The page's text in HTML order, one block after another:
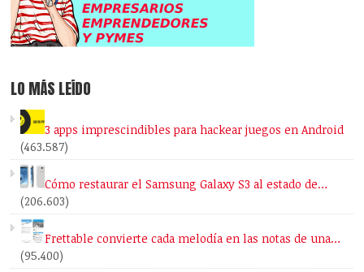
LO MÁS LEÍDO
3 apps imprescindibles para hackear juegos en Android
(463.587)
Cómo restaurar el Samsung Galaxy S3 al estado de…
(206.603)
Frettable convierte cada melodía en las notas de una…
(95.400)